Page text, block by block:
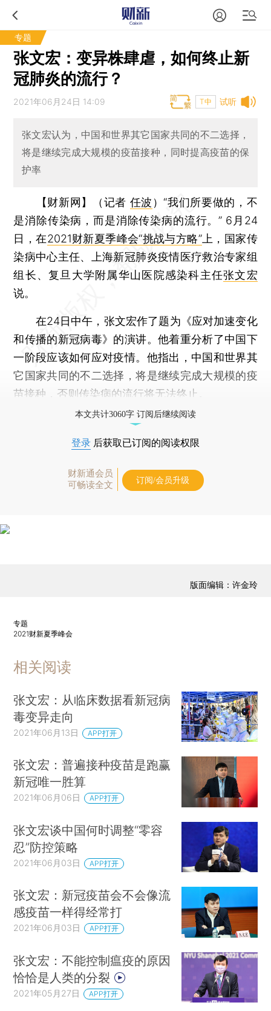
专题
张文宏：变异株肆虐，如何终止新
冠肺炎的流行？
试听
2021年06月24日 14:09 T中
张文宏认为，中国和世界其它国家共同的不二选择，
将是继续完成大规模的疫苗接种，同时提高疫苗的保
护率
【财新网】（记者 任波 ）“我们所要做的，不
是消除传染病，而是消除传染病的流行。” 6月24
日，在2021财新夏季峰会“挑战与方略”上，国家传
染病中心主任、上海新冠肺炎疫情医疗救治专家组
组长、复旦大学附属华山医院感染科主任张文宏
说。
在24日中午，张文宏作了题为《应对加速变化
和传播的新冠病毒》的演讲。他着重分析了中国下
一阶段应该如何应对疫情。他指出，中国和世界其
它国家共同的不二选择，将是继续完成大规模的疫
苗接种，否则传染病的流行将无法终止。
本文共计3060字 订阅后继续阅读
登录 后获取已订阅的阅读权限
财新通会员
可畅读全文
订阅/会员升级
版面编辑：许金玲
专题
2021财新夏季峰会
相关阅读
张文宏：从临床数据看新冠病
毒变异走向
2021年06月13日 APP打开
张文宏：普遍接种疫苗是跑赢
新冠唯一胜算
2021年06月06日 APP打开
张文宏谈中国何时调整“零容
忍”防控策略
2021年06月03日 APP打开
张文宏：新冠疫苗会不会像流
感疫苗一样得经常打
2021年06月03日 APP打开
张文宏：不能控制瘟疫的原因
恰恰是人类的分裂
2021年05月27日 APP打开